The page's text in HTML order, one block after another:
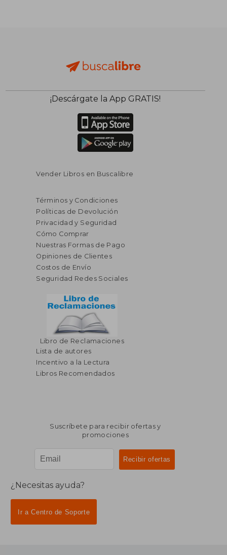
¡Descárgate la App GRATIS!
Vender Libros en Buscalibre
Términos y Condiciones
Políticas de Devolución
Privacidad y Seguridad
Cómo Comprar
Nuestras Formas de Pago
Opiniones de Clientes
Costos de Envío
Seguridad Redes Sociales
Libro de Reclamaciones
Lista de autores
Incentivo a la Lectura
Libros Recomendados
Suscríbete para recibir ofertas y
promociones
¿Necesitas ayuda?
Ir a Centro de Soporte